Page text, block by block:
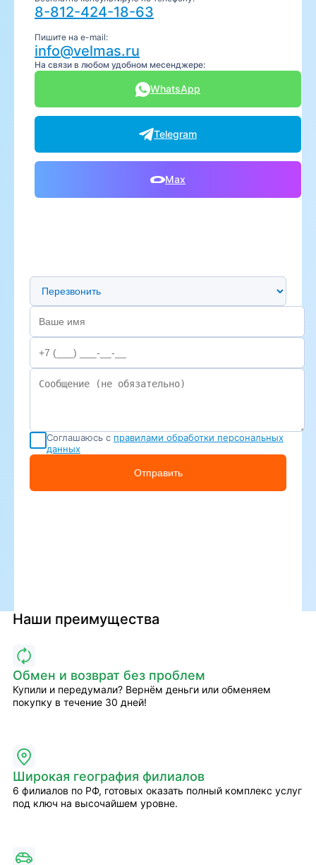
8-812-424-18-63
Пишите на e-mail:
info@velmas.ru
На связи в любом удобном месенджере:
WhatsApp
Telegram
Max
Предпочтительный способ связи
Соглашаюсь с правилами обработки персональных
данных
Отправить
Наши преимущества
Обмен и возврат без проблем
Купили и передумали? Вернём деньги или обменяем
покупку в течение 30 дней!
Широкая география филиалов
6 филиалов по РФ, готовых оказать полный комплекс услуг
под ключ на высочайшем уровне.